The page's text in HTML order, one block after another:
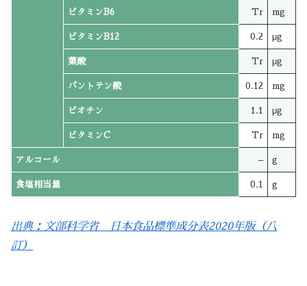
ビタミンB6 Tr mg
ビタミンB12 0.2 μg
葉酸 Tr μg
パントテン酸 0.12 mg
ビオチン 1.1 μg
ビタミンC Tr mg
アルコール – g
食塩相当量 0.1 g
出典：文部科学省 日本食品標準成分表2020年版（八
訂）